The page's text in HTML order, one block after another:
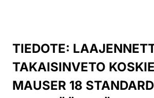
TIEDOTE:
TAKAISINVETO
MAUSER 18